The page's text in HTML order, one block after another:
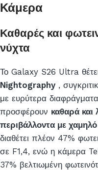
Κάμερα
Καθαρές και
νύχτα
Το Galaxy S26 Ultra
Nightography ,
με ευρύτερα
προσφέρουν καθαρά και
περιβάλλοντα με
διαθέτει πλέον 47%
σε F1,4, ενώ η κάμερα
37% βελτιωμένη